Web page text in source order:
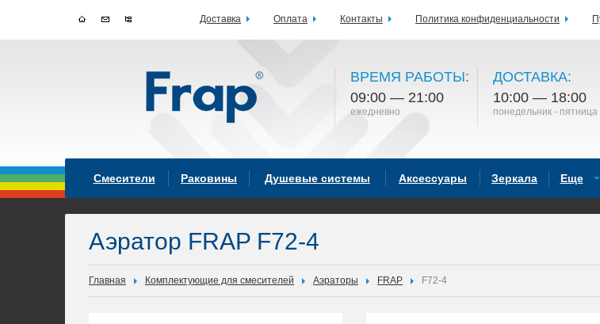
ВРЕМЯ РАБОТЫ:
09:00 — 21:00
ежедневно
ДОСТАВКА:
10:00 — 18:00
понедельник - пятница
Смесители Раковины Душевые системы Аксессуары Зеркала Еще
Аэратор FRAP F72-4
Главная Комплектующие для смесителей Аэраторы FRAP F72-4
Доставка Оплата Контакты Политика конфиденциальности